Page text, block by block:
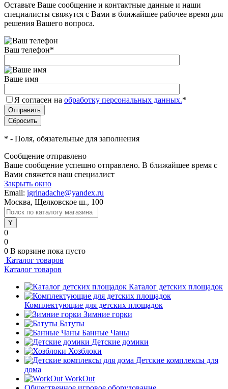
Оставьте Ваше сообщение и контактные данные и наши
специалисты свяжутся с Вами в ближайшее рабочее время для
решения Вашего вопроса.
Ваш телефон*
Ваше имя
Я согласен на обработку персональных данных.*
* - Поля, обязательные для заполнения
Сообщение отправлено
Ваше сообщение успешно отправлено. В ближайшее время с
Вами свяжется наш специалист
Закрыть окно
Email: igrinadache@yandex.ru
Москва, Щелковское ш., 100
0
0
0 В корзине пока пусто
Каталог товаров
Каталог товаров
Каталог детских площадок
Комплектующие для детских площадок
Зимние горки
Батуты
Банные Чаны
Детские домики
Хозблоки
Детские комплексы для
дома
WorkOut